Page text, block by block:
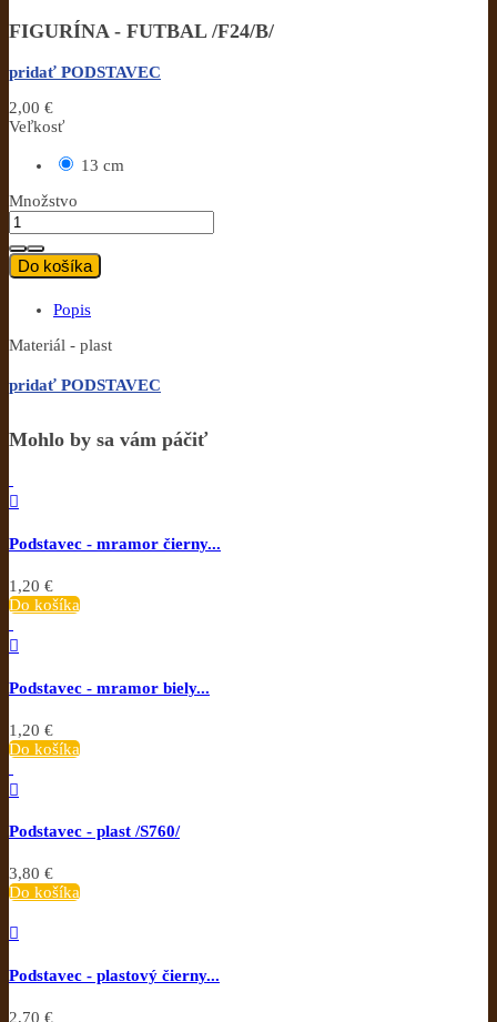
FIGURÍNA - FUTBAL /F24/B/
pridať PODSTAVEC
2,00 €
Veľkosť
13 cm
Množstvo
Do košíka
Popis
Materiál - plast
pridať PODSTAVEC
Mohlo by sa vám páčiť

Podstavec - mramor čierny...
1,20 €
Do košíka

Podstavec - mramor biely...
1,20 €
Do košíka

Podstavec - plast /S760/
3,80 €
Do košíka

Podstavec - plastový čierny...
2,70 €